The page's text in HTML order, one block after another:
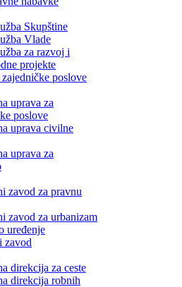
Skupštine
Vlade
za razvoj i
projekte
zajedničke poslove
uprava za
poslove
uprava civilne
uprava za
zavod za pravnu
zavod za urbanizam
uređenje
zavod
direkcija za ceste
direkcija robnih